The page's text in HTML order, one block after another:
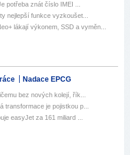
potřeba znát číslo IMEI ...
nejlepší funkce vyzkoušet...
lákají výkonem, SSD a vyměn...
Nadace EPCG
bez nových kolejí, řík...
je pojistkou p...
easyJet za 161 miliard ...